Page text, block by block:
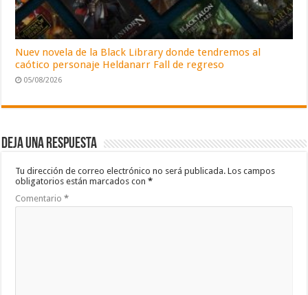
Nuev novela de la Black Library donde tendremos al
caótico personaje Heldanarr Fall de regreso
05/08/2026
Deja una respuesta
Tu dirección de correo electrónico no será publicada. Los campos
obligatorios están marcados con*
Comentario*